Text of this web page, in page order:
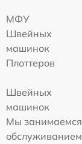
МФУ
Швейных
машинок
Плоттеров
Швейных
машинок
Мы занимаемся